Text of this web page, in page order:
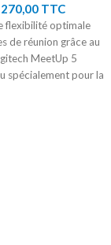
270,00TTC
flexibilité optimale
de réunion grâce au
MeetUp 5
spécialement pour la
un
plus libre et adapté
une installation